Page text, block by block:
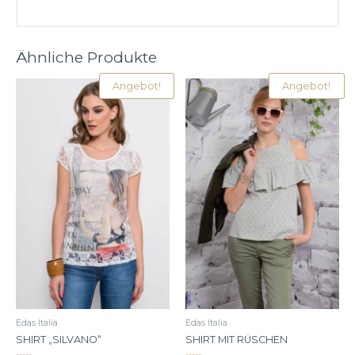
Ähnliche Produkte
Angebot!
Edas Italia
SHIRT „SILVANO“
Angebot!
Edas Italia
SHIRT MIT RÜSCHEN